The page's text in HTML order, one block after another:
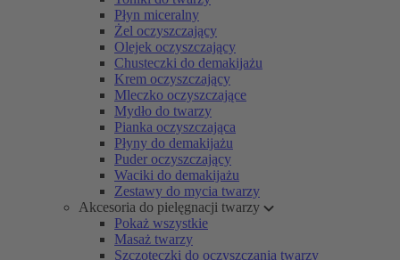
Płyn miceralny
Żel oczyszczający
Olejek oczyszczający
Chusteczki do demakijażu
Krem oczyszczający
Mleczko oczyszczające
Mydło do twarzy
Pianka oczyszczająca
Płyny do demakijażu
Puder oczyszczający
Waciki do demakijażu
Zestawy do mycia twarzy
Akcesoria do pielęgnacji twarzy
Pokaż wszystkie
Masaż twarzy
Szczoteczki do oczyszczania twarzy